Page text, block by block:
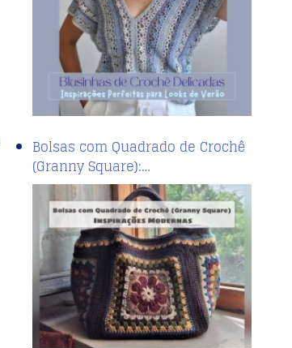
Bolsas com Quadrado de Crochê
(Granny Square):…